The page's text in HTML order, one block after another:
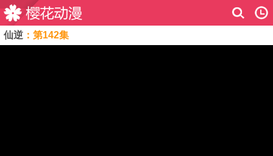
仙逆 ：第142集